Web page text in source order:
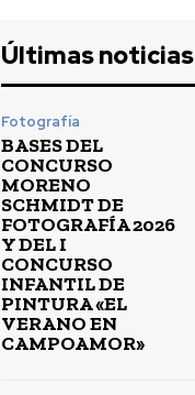
Últimas noticias
Fotografía
BASES DEL
CONCURSO
MORENO
SCHMIDT DE
FOTOGRAFÍA 2026
Y DEL I
CONCURSO
INFANTIL DE
PINTURA «EL
VERANO EN
CAMPOAMOR»